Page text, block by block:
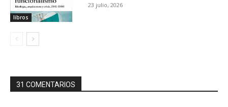
libros
23 julio, 2026
31 COMENTARIOS